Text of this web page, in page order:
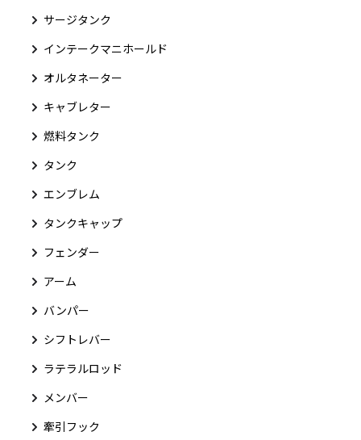
サージタンク
インテークマニホールド
オルタネーター
キャブレター
燃料タンク
タンク
エンブレム
タンクキャップ
フェンダー
アーム
バンパー
シフトレバー
ラテラルロッド
メンバー
牽引フック